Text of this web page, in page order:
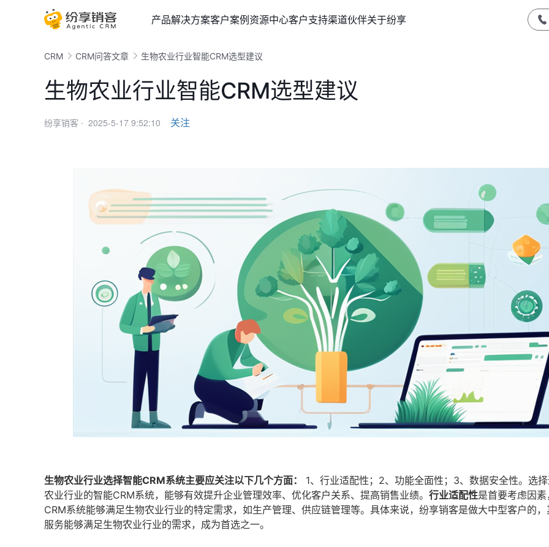
产品解决方案客户案例资源中心客户支持渠道伙伴关于纷享
CRM CRM问答文章 生物农业行业智能CRM选型建议
生物农业行业智能CRM选型建议
纷享销客 · 2025-5-17 9:52:10 关注
生物农业行业选择智能CRM系统主要应关注以下几个方面：
1、行业适配性；2、功能全面性；3、数据安全性。选
农业行业的智能CRM系统，能够有效提升企业管理效率、优化客户关系、提高销售业绩。 行业适配性是首要考虑因
CRM系统能够满足生物农业行业的特定需求，如生产管理、供应链管理等。具体来说，纷享销客是做大中型客户的，
服务能够满足生物农业行业的需求，成为首选之一。